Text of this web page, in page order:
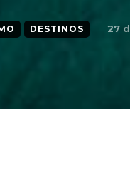
DESTINOS 27